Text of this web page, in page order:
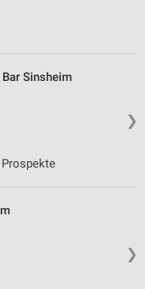
❯
Sinsheim
Prospekte
❯